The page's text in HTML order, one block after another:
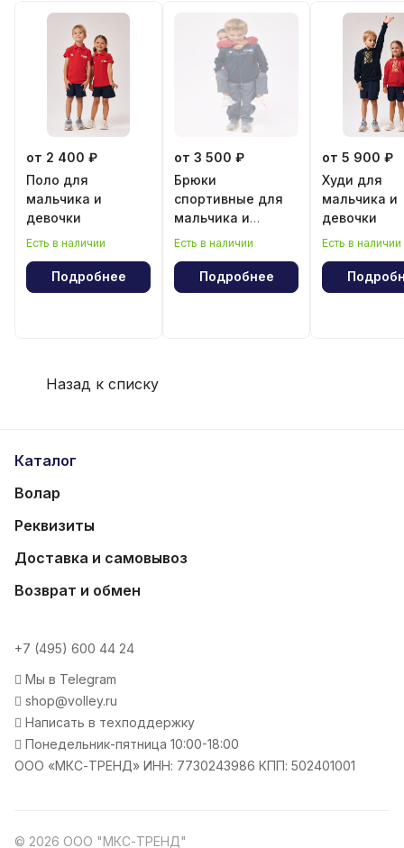
от 2 400 ₽
Поло для
мальчика и
девочки
Есть в наличии
Подробнее
от 3 500 ₽
Брюки
спортивные для
мальчика и
девочки
Есть в наличии
Подробнее
от 5 900 ₽
Худи для
мальчика и
девочки
Есть в наличии
Назад к списку
Каталог
Волар
Реквизиты
Доставка и самовывоз
Возврат и обмен
+7 (495) 600 44 24
Мы в Telegram
shop@volley.ru
Написать в техподдержку
Понедельник-пятница 10:00-18:00
ООО «МКС-ТРЕНД» ИНН: 7730243986 КПП: 502401001
© 2026 ООО "МКС-ТРЕНД"